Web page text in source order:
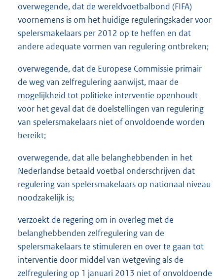
overwegende, dat de wereldvoetbalbond (FIFA)
voornemens is om het huidige reguleringskader voor
spelersmakelaars per 2012 op te heffen en dat
andere adequate vormen van regulering ontbreken;
overwegende, dat de Europese Commissie primair
de weg van zelfregulering aanwijst, maar de
mogelijkheid tot politieke interventie openhoudt
voor het geval dat de doelstellingen van regulering
van spelersmakelaars niet of onvoldoende worden
bereikt;
overwegende, dat alle belanghebbenden in het
Nederlandse betaald voetbal onderschrijven dat
regulering van spelersmakelaars op nationaal niveau
noodzakelijk is;
verzoekt de regering om in overleg met de
belanghebbenden zelfregulering van de
spelersmakelaars te stimuleren en over te gaan tot
interventie door middel van wetgeving als de
zelfregulering op 1 januari 2013 niet of onvoldoende